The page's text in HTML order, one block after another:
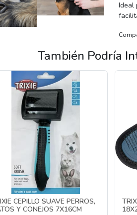
Ideal
También Podría
CEPILLO SUAVE PERROS,
Y CONEJOS 7X16CM